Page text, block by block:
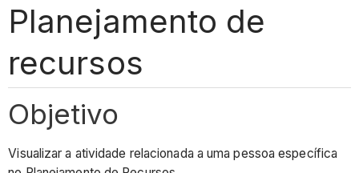
Planejamento de
recursos
Objetivo
Visualizar a atividade relacionada a uma pessoa específica